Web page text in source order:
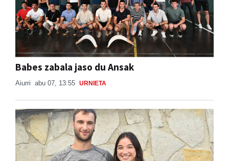
Babes zabala jaso du Ansak
Aiurri abu 07, 13:55 URNIETA